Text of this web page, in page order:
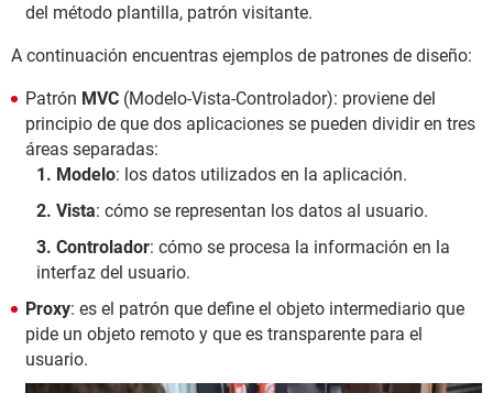
del método plantilla, patrón visitante.
A continuación encuentras ejemplos de patrones de diseño:
Patrón MVC (Modelo-Vista-Controlador): proviene del
principio de que dos aplicaciones se pueden dividir en tres
áreas separadas:
Modelo: los datos utilizados en la aplicación.
Vista: cómo se representan los datos al usuario.
Controlador: cómo se procesa la información en la
interfaz del usuario.
Proxy: es el patrón que define el objeto intermediario que
pide un objeto remoto y que es transparente para el
usuario.